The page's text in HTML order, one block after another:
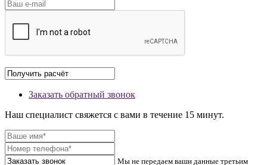
Заказать обратный звонок
Наш специалист свяжется с вами в течение 15 минут.
Мы не передаем ваши данные третьим